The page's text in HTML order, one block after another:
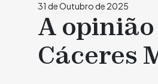
31 de Outubro de 2025
A
Cáceres